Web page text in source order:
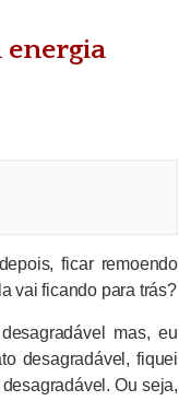
energia
ficar remoendo
vai ficando para trás?
mas, eu
desagradável, fiquei
Ou seja,